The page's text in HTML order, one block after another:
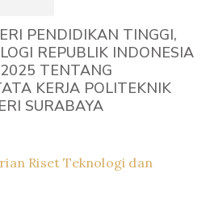
PENDIDIKAN TINGGI,
REPUBLIK INDONESIA
TENTANG
KERJA POLITEKNIK
SURABAYA
Riset Teknologi dan